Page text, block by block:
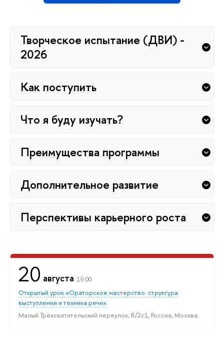
Творческое испытание (ДВИ) -
2026
Как поступить
Что я буду изучать?
Преимущества программы
Дополнительное развитие
Перспективы карьерного роста
20 августа 19:00
Открытый урок «Ораторское мастерство: структура
выступления и техника речи»
Малый Трёхсвятительский переулок, 8/2с1, Россия, Москва